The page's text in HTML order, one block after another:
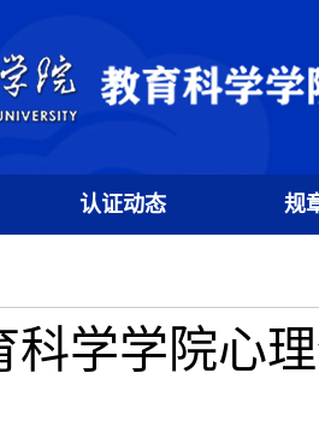
认证动态 规
科学学院心